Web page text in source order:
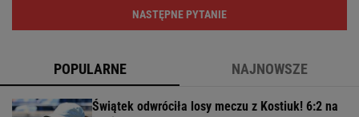
NASTĘPNE PYTANIE
POPULARNE NAJNOWSZE
Świątek odwróciła losy meczu z Kostiuk! 6:2 na